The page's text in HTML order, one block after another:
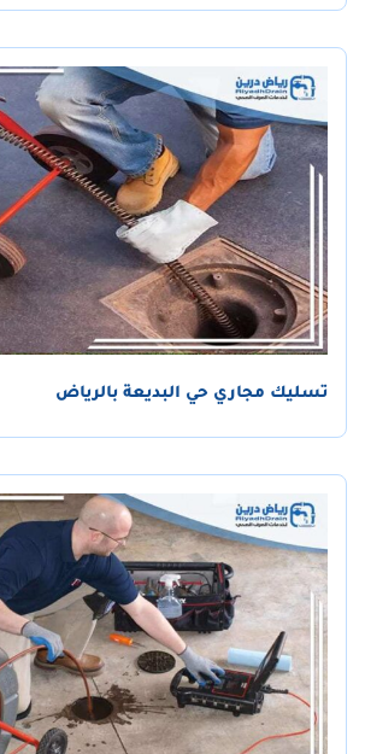
تسليك مجاري حي البديعة بالرياض